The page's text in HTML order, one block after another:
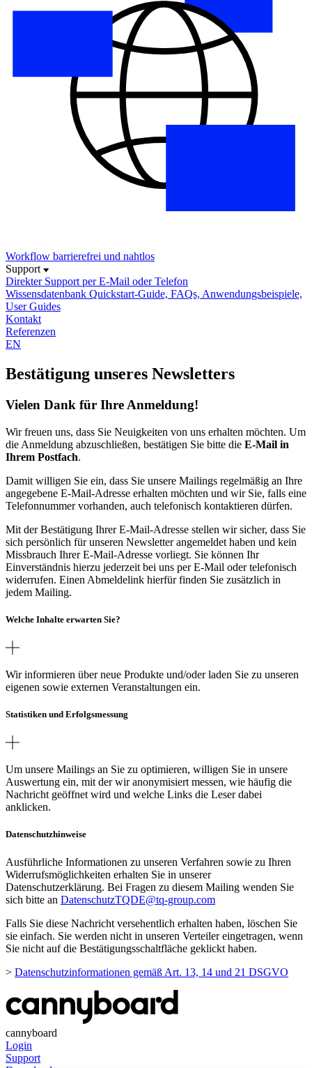
Workflow barrierefrei und nahtlos
Support
Direkter Support per E-Mail oder Telefon
Wissensdatenbank Quickstart-Guide, FAQs, Anwendungsbeispiele,
User Guides
Kontakt
Referenzen
EN
Bestätigung unseres Newsletters
Vielen Dank für Ihre Anmeldung!
Wir freuen uns, dass Sie Neuigkeiten von uns erhalten möchten. Um
die Anmeldung abzuschließen, bestätigen Sie bitte die E-Mail in
Ihrem Postfach.
Damit willigen Sie ein, dass Sie unsere Mailings regelmäßig an Ihre
angegebene E-Mail-Adresse erhalten möchten und wir Sie, falls eine
Telefonnummer vorhanden, auch telefonisch kontaktieren dürfen.
Mit der Bestätigung Ihrer E-Mail-Adresse stellen wir sicher, dass Sie
sich persönlich für unseren Newsletter angemeldet haben und kein
Missbrauch Ihrer E-Mail-Adresse vorliegt. Sie können Ihr
Einverständnis hierzu jederzeit bei uns per E-Mail oder telefonisch
widerrufen. Einen Abmeldelink hierfür finden Sie zusätzlich in
jedem Mailing.
Welche Inhalte erwarten Sie?
Wir informieren über neue Produkte und/oder laden Sie zu unseren
eigenen sowie externen Veranstaltungen ein.
Statistiken und Erfolgsmessung
Um unsere Mailings an Sie zu optimieren, willigen Sie in unsere
Auswertung ein, mit der wir anonymisiert messen, wie häufig die
Nachricht geöffnet wird und welche Links die Leser dabei
anklicken.
Datenschutzhinweise
Ausführliche Informationen zu unseren Verfahren sowie zu Ihren
Widerrufsmöglichkeiten erhalten Sie in unserer
Datenschutzerklärung. Bei Fragen zu diesem Mailing wenden Sie
sich bitte an DatenschutzTQDE@tq-group.com
Falls Sie diese Nachricht versehentlich erhalten haben, löschen Sie
sie einfach. Sie werden nicht in unseren Verteiler eingetragen, wenn
Sie nicht auf die Bestätigungsschaltfläche geklickt haben.
> Datenschutzinformationen gemäß Art. 13, 14 und 21 DSGVO
cannyboard
Login
Support